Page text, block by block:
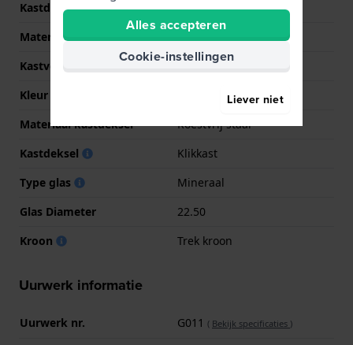
Kastdikte
7.5 mm
Materiaal
Kastvorm
Kleur kast
Materiaal kastdeksel
Roestvrij staal
Kastdeksel
Klikkast
Type glas
Mineraal
Glas Diameter
22.50
Kroon
Trek kroon
Uurwerk informatie
Uurwerk nr. G011 ( Bekijk specificaties )
Alles accepteren
Cookie-instellingen
Liever niet